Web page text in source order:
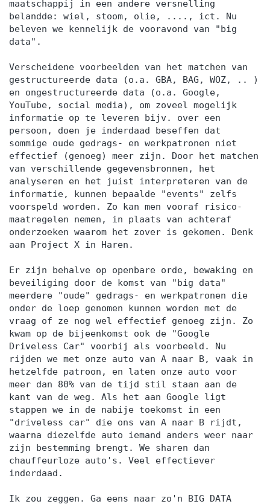
maatschappij in een andere versnelling
belandde: wiel, stoom, olie, ...., ict. Nu
beleven we kennelijk de vooravond van "big
data".
Verscheidene voorbeelden van het matchen van
gestructureerde data (o.a. GBA, BAG, WOZ, .. )
en ongestructureerde data (o.a. Google,
YouTube, social media), om zoveel mogelijk
informatie op te leveren bijv. over een
persoon, doen je inderdaad beseffen dat
sommige oude gedrags- en werkpatronen niet
effectief (genoeg) meer zijn. Door het matchen
van verschillende gegevensbronnen, het
analyseren en het juist interpreteren van de
informatie, kunnen bepaalde "events" zelfs
voorspeld worden. Zo kan men vooraf risico-
maatregelen nemen, in plaats van achteraf
onderzoeken waarom het zover is gekomen. Denk
aan Project X in Haren.
Er zijn behalve op openbare orde, bewaking en
beveiliging door de komst van "big data"
meerdere "oude" gedrags- en werkpatronen die
onder de loep genomen kunnen worden met de
vraag of ze nog wel effectief genoeg zijn. Zo
kwam op de bijeenkomst ook de "Google
Driveless Car" voorbij als voorbeeld. Nu
rijden we met onze auto van A naar B, vaak in
hetzelfde patroon, en laten onze auto voor
meer dan 80% van de tijd stil staan aan de
kant van de weg. Als het aan Google ligt
stappen we in de nabije toekomst in een
"driveless car" die ons van A naar B rijdt,
waarna diezelfde auto iemand anders weer naar
zijn bestemming brengt. We sharen dan
chauffeurloze auto's. Veel effectiever
inderdaad.
Ik zou zeggen. Ga eens naar zo'n BIG DATA